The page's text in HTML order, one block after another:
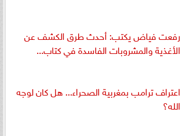
رفعت فياض يكتب: أحدث طرق الكشف عن
الأغذية والمشروبات الفاسدة في كتاب...
اعتراف ترامب بمغربية الصحراء... هل كان لوجه
الله؟